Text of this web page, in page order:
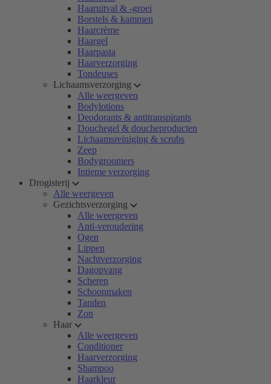
Haaruitval & -groei
Borstels & kammen
Haarcrème
Haargel
Haarpasta
Haarverzorging
Tondeuses
Lichaamsverzorging
Alle weergeven
Bodylotions
Deodorants & antitranspirants
Douchegel & doucheproducten
Lichaamsreiniging & scrubs
Zeep
Bodygroomers
Intieme verzorging
Drogisterij
Alle weergeven
Gezichtsverzorging
Alle weergeven
Anti-veroudering
Ogen
Lippen
Nachtverzorging
Dagopvang
Scheren
Schoonmaken
Tanden
Zon
Haar
Alle weergeven
Conditioner
Haarverzorging
Shampoo
Haarkleur